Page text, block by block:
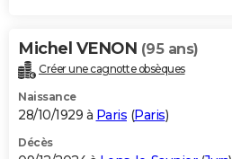
Michel VENON (95 ans)
Créer une cagnotte obsèques
Naissance
28/10/1929 à Paris (Paris)
Décès